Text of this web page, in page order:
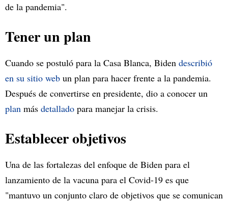
de la pandemia".
Tener un plan
Cuando se postuló para la Casa Blanca, Biden describió
en su sitio web un plan para hacer frente a la pandemia.
Después de convertirse en presidente, dio a conocer un
plan más detallado para manejar la crisis.
Establecer objetivos
Una de las fortalezas del enfoque de Biden para el
lanzamiento de la vacuna para el Covid-19 es que
"mantuvo un conjunto claro de objetivos que se comunican